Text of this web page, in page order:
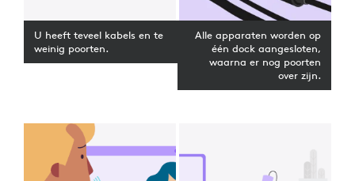
U heeft teveel kabels en te
weinig poorten.
Alle apparaten worden op
één dock aangesloten,
waarna er nog poorten
over zijn.